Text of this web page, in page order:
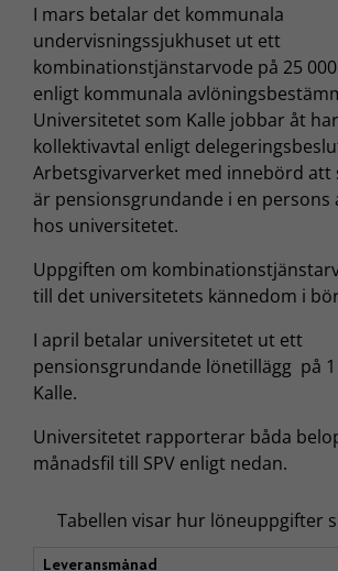
I mars betalar det kommunala
undervisningssjukhuset ut ett
kombinationstjänstarvode på 25
enligt kommunala
Universitetet som Kalle jobbar åt
kollektivavtal enligt
Arbetsgivarverket med innebörd att
är pensionsgrundande i en persons
hos universitetet.
Uppgiften om
till det universitetets kännedom i
I april betalar universitetet ut ett
pensionsgrundande lönetillägg på
Kalle.
Universitetet rapporterar båda
månadsfil till SPV enligt nedan.
Tabellen visar hur löneuppgifter
Leveransmånad